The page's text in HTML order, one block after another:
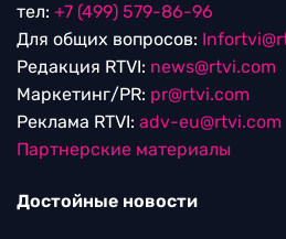
тел: +7 (499) 579-86-96
Для общих вопросов:
Редакция RTVI: news@rtvi.com
Маркетинг/PR: pr@rtvi.com
Реклама RTVI: adv-eu@rtvi.com
Партнерские материалы
Достойные новости